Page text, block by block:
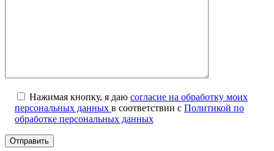
Нажимая кнопку, я даю согласие на обработку моих
персональных данных в соответствии с Политикой по
обработке персональных данных